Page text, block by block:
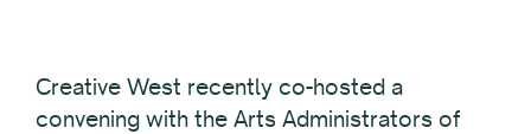
Creative West recently co-hosted a
convening with the Arts Administrators of